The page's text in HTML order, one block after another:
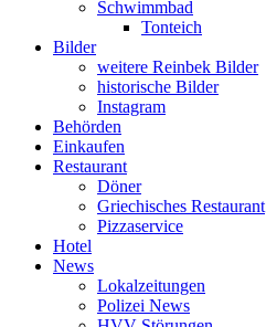
Schwimmbad
Tonteich
Bilder
weitere Reinbek Bilder
historische Bilder
Instagram
Behörden
Einkaufen
Restaurant
Döner
Griechisches Restaurant
Pizzaservice
Hotel
News
Lokalzeitungen
Polizei News